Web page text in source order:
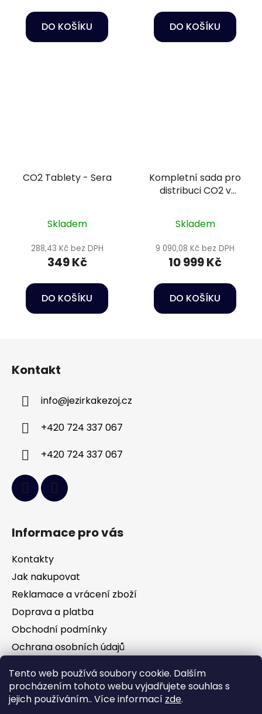
Tento web používá soubory cookie. Dalším
procházením tohoto webu vyjadřujete souhlas s
jejich používáním.. Více informací zde.
DO KOŠÍKU DO KOŠÍKU
CO2 Tablety - Sera
Skladem
288,43 Kč bez DPH
349 Kč
DO KOŠÍKU
Kompletní sada pro
distribuci CO2 v
Skladem
9 090,08 Kč bez DPH
10 999 Kč
DO KOŠÍKU
Kontakt
info@jezirkakezoj.cz
+420 724 337 067
+420 724 337 067
Informace pro vás
Kontakty
Jak nakupovat
Reklamace a vrácení zboží
Doprava a platba
Obchodní podmínky
Ochrana osobních údajů
Facebook